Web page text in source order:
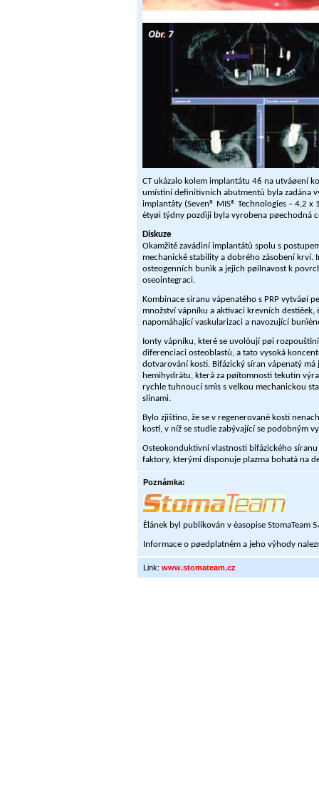
CT ukázalo kolem implantátu 46 na utváøení
umístìní definitivních abutmentù byla zadána
implantáty (Seven® MIS® Technologies – 4,2
ètyøi týdny pozdìji byla vyrobena pøechodná
Diskuze
Okamžité zavádìní implantátù spolu s
mechanické stability a dobrého zásobení krví.
osteogenních bunìk a jejich pøilnavost k
oseointegraci.
Kombinace síranu vápenatého s PRP vytváøí
množství vápníku a aktivaci krevních
napomáhající vaskularizaci a navozující
Ionty vápníku, které se uvolòují pøi
diferenciaci osteoblastù, a tato vysoká
dotvarování kosti. Bifázický síran vápenatý má
hemihydrátu, která za pøítomnosti tekutin
rychle tuhnoucí smìs s velkou mechanickou
slinami.
Bylo zjištìno, že se v regenerované kosti
kostí, v níž se studie zabývající se podobným
Osteokonduktivní vlastnosti bifázického
faktory, kterými disponuje plazma bohatá na
Poznámka:
Èlánek byl publikován v èasopise StomaTeam
Informace o pøedplatném a jeho výhody
Link: www.stomateam.cz